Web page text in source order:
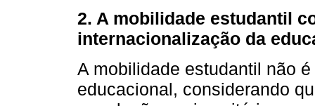
2. A mobilidade estudantil
internacionalização da
A mobilidade estudantil não
educacional, considerando